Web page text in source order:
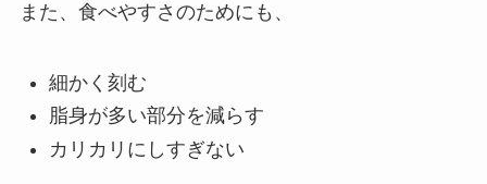
また、食べやすさのためにも、
細かく刻む
脂身が多い部分を減らす
カリカリにしすぎない